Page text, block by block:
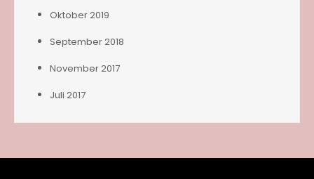
Oktober 2019
September 2018
November 2017
Juli 2017